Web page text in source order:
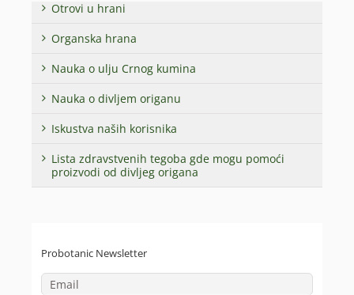
Otrovi u hrani
Organska hrana
Nauka o ulju Crnog kumina
Nauka o divljem origanu
Iskustva naših korisnika
Lista zdravstvenih tegoba gde mogu pomoći
proizvodi od divljeg origana
Probotanic Newsletter